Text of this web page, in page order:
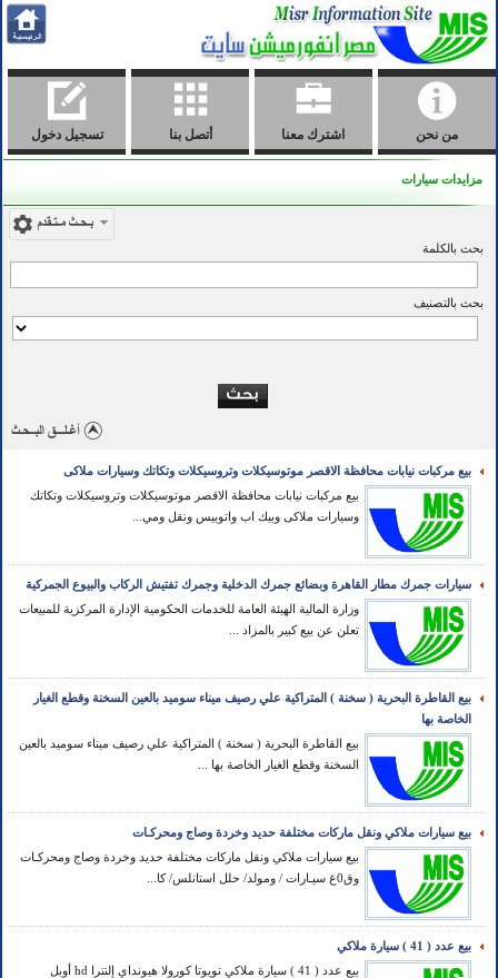
من نحن اشترك معنا أتصل بنا تسجيل دخول
مزايدات سيارات
بحث بالكلمة
بحث بالتصنيف
بيع مركبات نيابات محافظة الاقصر موتوسيكلات وتروسيكلات وتكاتك وسيارات ملاكى
بيع مركبات نيابات محافظة الاقصر موتوسيكلات وتروسيكلات وتكاتك
وسيارات ملاكى وبيك اب واتوبيس ونقل ومي...
سيارات جمرك مطار القاهرة وبضائع جمرك الدخلية وجمرك تفتيش الركاب والبيوع الجمركية
وزارة المالية الهيئة العامة للخدمات الحكومية الإدارة المركزية للمبيعات
تعلن عن بيع كبير بالمزاد ...
بيع القاطرة البحرية ( سخنة ) المتراكية علي رصيف ميناء سوميد بالعين السخنة وقطع الغيار
الخاصة بها
بيع القاطرة البحرية ( سخنة ) المتراكية علي رصيف ميناء سوميد بالعين
السخنة وقطع الغيار الخاصة بها ...
بيع سيارات ملاكي ونقل ماركات مختلفة حديد وخردة وصاج ومحركـات
بيع سيارات ملاكي ونقل ماركات مختلفة حديد وخردة وصاج ومحركـات
وق0غ سيـارات / ومولد/ حلل استانلس/ كا...
بيع عدد ( 41 ) سيارة ملاكي
بيع عدد ( 41 ) سيارة ملاكي تويوتا كورولا هيونداي إلنترا hd أوبل